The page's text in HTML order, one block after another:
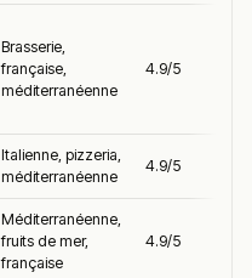
Brasserie,
française,
méditerranéenne
4.9/5
Italienne, pizzeria,
méditerranéenne
4.9/5
Méditerranéenne,
fruits de mer,
française
4.9/5